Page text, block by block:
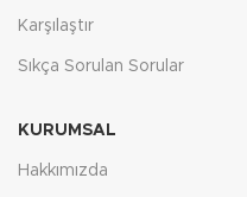
Karşılaştır
Sıkça Sorulan Sorular
KURUMSAL
Hakkımızda